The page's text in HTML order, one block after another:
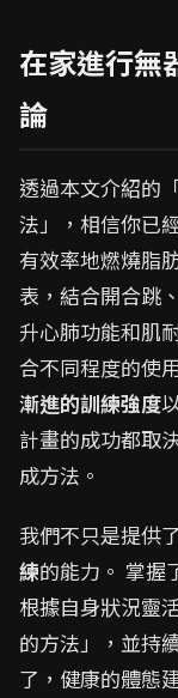
在家進行無
論
透過本文介紹的
法」，相信你已
有效率地燃燒脂
表，結合開合跳
升心肺功能和肌
合不同程度的使
漸進的訓練強度
計畫的成功都取
成方法。
我們不只是提供
練的能力。 掌握
根據自身狀況靈
的方法」，並持
了，健康的體態